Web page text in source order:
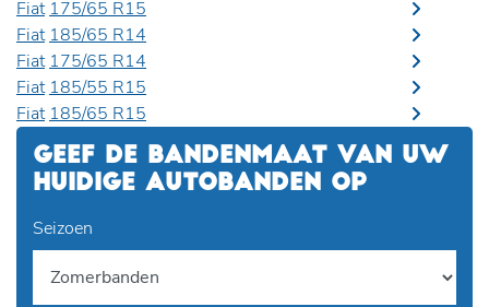
Fiat 175/65 R15
Fiat 185/65 R14
Fiat 175/65 R14
Fiat 185/55 R15
Fiat 185/65 R15
GEEF DE BANDENMAAT VAN UW
HUIDIGE AUTOBANDEN OP
Seizoen